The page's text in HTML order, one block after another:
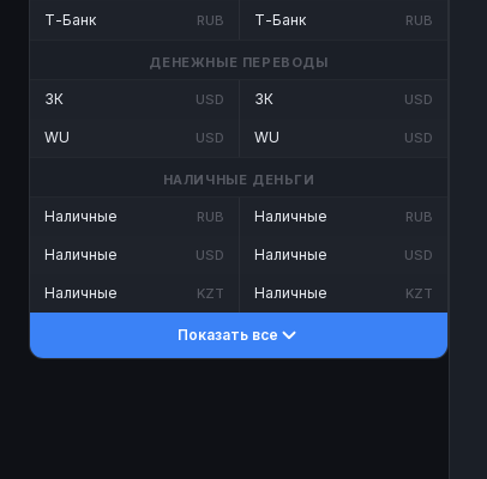
Т-Банк RUB Т-Банк RUB
ДЕНЕЖНЫЕ ПЕРЕВОДЫ
ЗК USD
WU USD
ЗК USD
WU USD
НАЛИЧНЫЕ ДЕНЬГИ
Наличные RUB
Наличные USD
Наличные KZT
Наличные RUB
Наличные USD
Наличные KZT
Показать все